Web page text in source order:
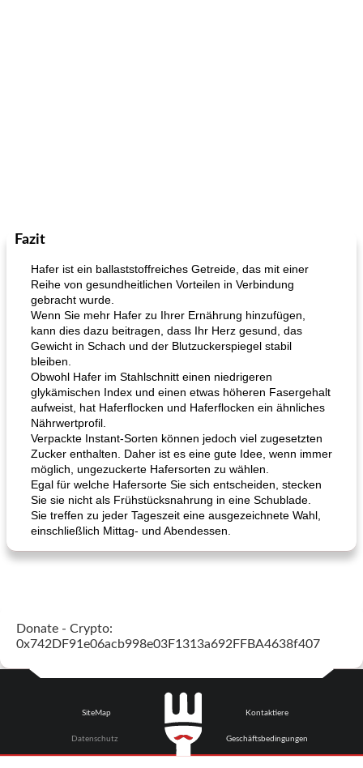
Fazit
Hafer ist ein ballaststoffreiches Getreide, das mit einer
Reihe von gesundheitlichen Vorteilen in Verbindung
gebracht wurde.
Wenn Sie mehr Hafer zu Ihrer Ernährung hinzufügen,
kann dies dazu beitragen, dass Ihr Herz gesund, das
Gewicht in Schach und der Blutzuckerspiegel stabil
bleiben.
Obwohl Hafer im Stahlschnitt einen niedrigeren
glykämischen Index und einen etwas höheren Fasergehalt
aufweist, hat Haferflocken und Haferflocken ein ähnliches
Nährwertprofil.
Verpackte Instant-Sorten können jedoch viel zugesetzten
Zucker enthalten. Daher ist es eine gute Idee, wenn immer
möglich, ungezuckerte Hafersorten zu wählen.
Egal für welche Hafersorte Sie sich entscheiden, stecken
Sie sie nicht als Frühstücksnahrung in eine Schublade.
Sie treffen zu jeder Tageszeit eine ausgezeichnete Wahl,
einschließlich Mittag- und Abendessen.
Donate - Crypto:
0x742DF91e06acb998e03F1313a692FFBA4638f407
SiteMap
Datenschutz
Kontaktiere
Geschäftsbedingungen